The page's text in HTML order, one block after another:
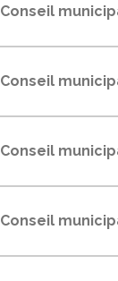
Conseil
Conseil
Conseil
Conseil